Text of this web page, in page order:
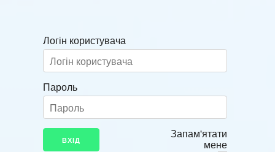
Логін користувача
Пароль
Запам'ятати
мене